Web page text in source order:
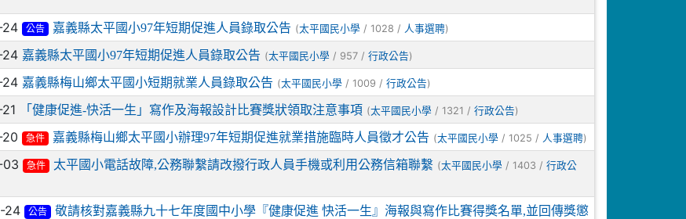
24 公告 嘉義縣太平國小97年短期促進人員錄取公告 (太平國民小學 / 1028 / 人事選聘)
24 嘉義縣太平國小97年短期促進人員錄取公告 (太平國民小學 / 957 /行政公告)
24 嘉義縣梅山鄉太平國小短期就業人員錄取公告 (太平國民小學 / 1009 /行政公告)
「健康促進-快活一生」寫作及海報設計比賽獎狀領取注意事項 (太平國民小學 / 1321 /行政公告)
20 急件 嘉義縣梅山鄉太平國小辦理97年短期促進就業措施臨時人員徵才公告 (太平國民小學 / 1025 / 人事選聘)
03 急件 太平國小電話故障,公務聯繫請改撥行政人員手機或利用公務信箱聯繫 (太平國民小學 / 1403 / 行政公
24 公告
敬請核對嘉義縣九十七年度國中小學『健康促進 快活一生』海報與寫作比賽得獎名單,並回傳獎懲